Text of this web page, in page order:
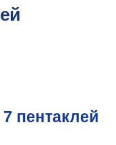
пентаклей